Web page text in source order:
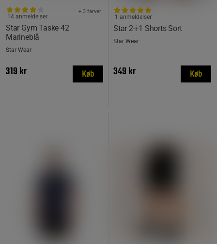
Star Gym Taske 42
Marineblå
+ 3 farver
14 anmeldelser
Star Wear
319 kr Køb
Star 2-i-1 Shorts Sort
1 anmeldelser
Star Wear
349 kr Køb